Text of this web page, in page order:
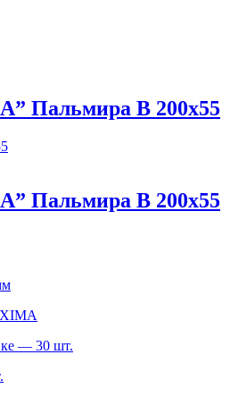
Пальмира B 200х55
Пальмира B 200х55
— 30 шт.